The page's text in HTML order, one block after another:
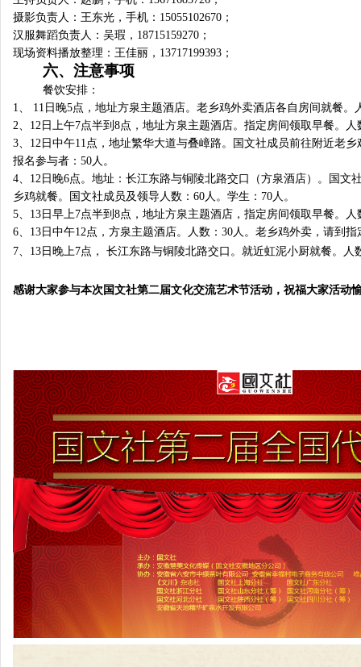
摄影负责人：王东光，手机： 15055102670 ；
汉服舞蹈负责人：吴瑕， 18715159270 ；
现场资料播放整理：王佳丽， 13717199393 ；
六、注意事项
餐饮安排：
1、
11 日晚5点，地址方泉主题酒店。老乡鸡外卖酒店各自房间就餐。
2、 12 日上午7点半到 8点，地址方泉主题酒店。指定房间领取早餐。人
3、 12 日中午11点，地址繁华大道与叠嶂路。国文社成员前往附近老
报名参与者： 50人。
4、 12 日晚6点。地址：长江东路与铜陵北路交口（方泉酒店）。国文
乡鸡就餐。国文社成员及领导人数： 60人。学生： 70人。
5、 13 日早上7点半到 8点，地址方泉主题酒店，指定房间领取早餐。人
6、 13 日中午12点，方泉主题酒店。人数： 30人。老乡鸡外卖，请到指
7、 13 日晚上7点， 长江东路与铜陵北路交口。就近虹泥小厨就餐。人
感谢大家参与本次国文社第二届文化交流艺术节活动，祝福大家活动